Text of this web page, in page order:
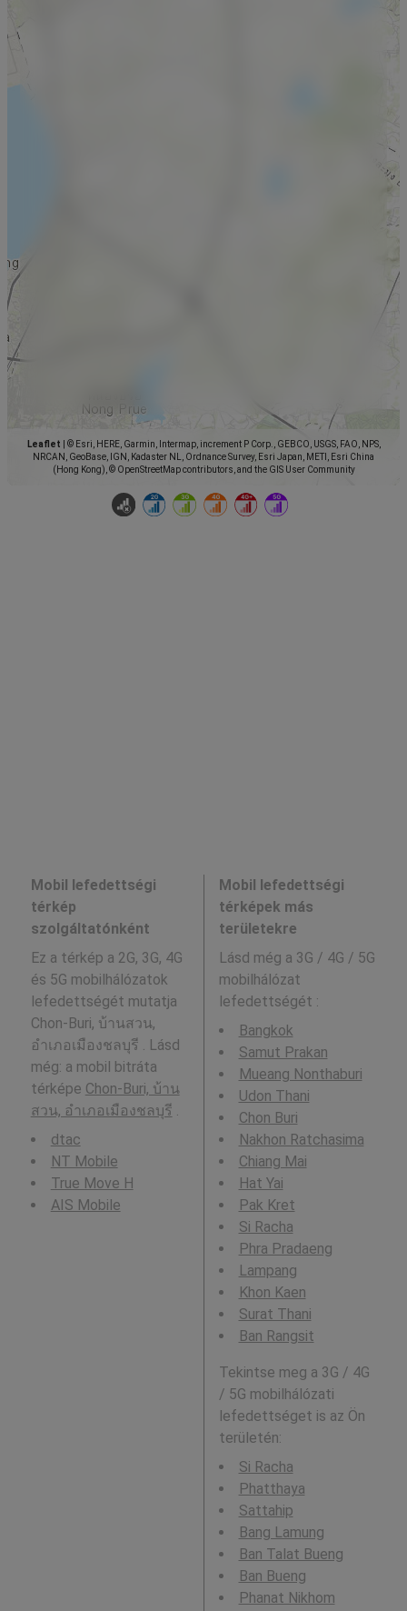
Leaflet
© Esri, HERE, Garmin, Intermap, increment P Corp., GEBCO, USGS, FAO, NPS,
NRCAN, GeoBase, IGN, Kadaster NL, Ordnance Survey, Esri Japan, METI, Esri China
(Hong Kong), © OpenStreetMap contributors, and the GIS User Community
Mobil lefedettségi
térkép
szolgáltatónként
Ez a térkép a 2G, 3G, 4G
és 5G mobilhálózatok
lefedettségét mutatja
Chon-Buri, บ้านสวน,
อำเภอเมืองชลบุรี . Lásd
még: a mobil bitráta
térképe Chon-Buri, บ้าน
สวน, อำเภอเมืองชลบุรี .
dtac
NT Mobile
True Move H
AIS Mobile
Mobil lefedettségi
térképek más
területekre
Lásd még a 3G / 4G / 5G
mobilhálózat
lefedettségét :
Bangkok
Samut Prakan
Mueang Nonthaburi
Udon Thani
Chon Buri
Nakhon Ratchasima
Chiang Mai
Hat Yai
Pak Kret
Si Racha
Phra Pradaeng
Lampang
Khon Kaen
Surat Thani
Ban Rangsit
Tekintse meg a 3G / 4G
/ 5G mobilhálózati
lefedettséget is az Ön
területén:
Si Racha
Phatthaya
Sattahip
Bang Lamung
Ban Talat Bueng
Ban Bueng
Phanat Nikhom